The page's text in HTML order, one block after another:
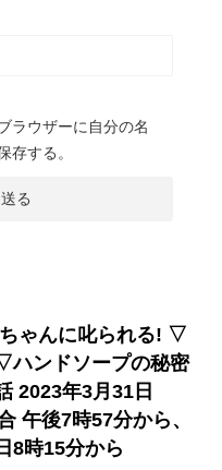
ラウザーに自分の名
存する。
ゃんに叱られる! ▽
ハンドソープの秘密
2023年3月31日
午後7時57分から、
8時15分から